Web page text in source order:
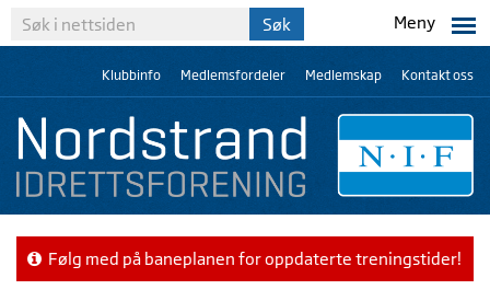
Meny
Klubbinfo Medlemsfordeler Medlemskap Kontakt oss
Følg med på baneplanen for oppdaterte treningstider!